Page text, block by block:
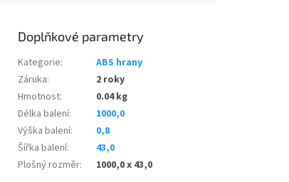
Doplňkové parametry
Kategorie:
ABS hrany
Záruka:
2 roky
Hmotnost:
0.04 kg
Délka balení:
1000,0
Výška balení:
0,8
Šířka balení:
43,0
Plošný rozměr: 1000,0 x 43,0